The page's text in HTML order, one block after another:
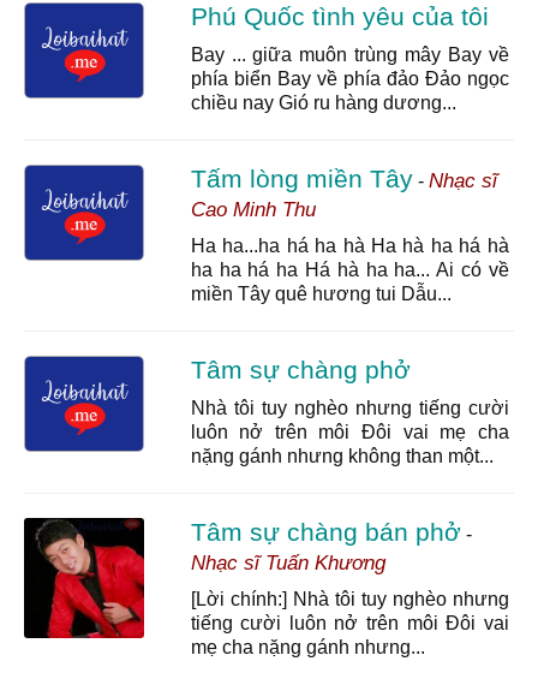
Phú Quốc tình yêu của tôi
Bay ... giữa muôn trùng mây Bay về
phía biển Bay về phía đảo Đảo ngọc
chiều nay Gió ru hàng dương...
Tấm lòng miền Tây- Nhạc sĩ
Cao Minh Thu
Ha ha...ha há ha hà Ha hà ha há hà
ha ha há ha Há hà ha ha... Ai có về
miền Tây quê hương tui Dẫu...
Tâm sự chàng phở
Nhà tôi tuy nghèo nhưng tiếng cười
luôn nở trên môi Đôi vai mẹ cha
nặng gánh nhưng không than một...
Tâm sự chàng bán phở-
Nhạc sĩ Tuấn Khương
[Lời chính:] Nhà tôi tuy nghèo nhưng
tiếng cười luôn nở trên môi Đôi vai
mẹ cha nặng gánh nhưng...